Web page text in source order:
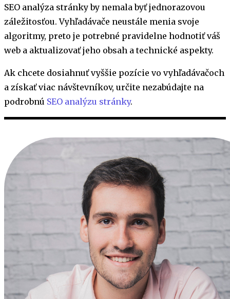
SEO analýza stránky by nemala byť jednorazovou
záležitosťou. Vyhľadávače neustále menia svoje
algoritmy, preto je potrebné pravidelne hodnotiť váš
web a aktualizovať jeho obsah a technické aspekty.
Ak chcete dosiahnuť vyššie pozície vo vyhľadávačoch
a získať viac návštevníkov, určite nezabúdajte na
podrobnú SEO analýzu stránky.